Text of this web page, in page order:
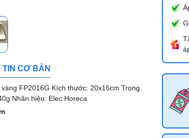
TIN CƠ BẢN
vàng FP2016G Kích thước: 20x16cm Trọng
Nhãn hiệu: Elec Horeca